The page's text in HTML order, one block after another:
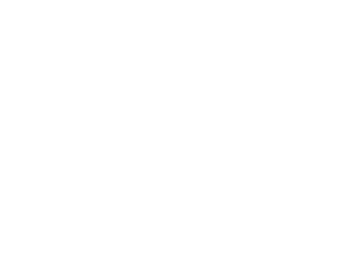
мира